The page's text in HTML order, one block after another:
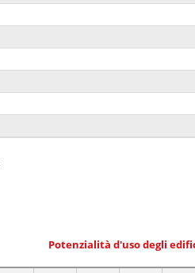
Potenzialità d'uso degli